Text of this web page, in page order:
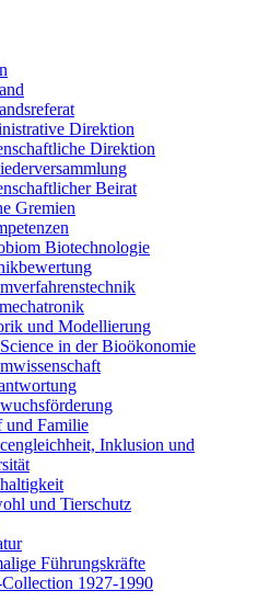
Direktion
Direktion
Beirat
Gremien
Biotechnologie
und Modellierung
in der Bioökonomie
und Familie
Inklusion und
und Tierschutz
Führungskräfte
1927-1990